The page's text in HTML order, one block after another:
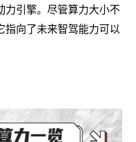
力引擎。尽管算力大小不
指向了未来智驾能力可以